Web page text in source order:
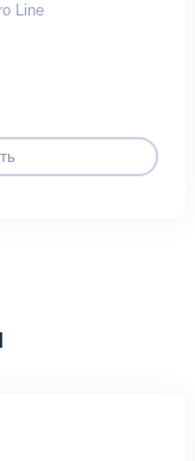
Line